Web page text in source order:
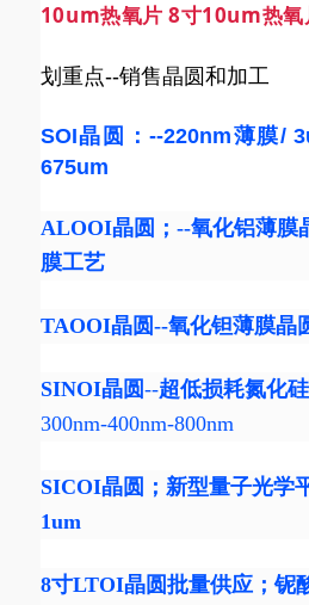
10um热氧片 8寸10um热氧
划重点--销售晶圆和加工
SOI晶圆：--220nm薄膜/
675um
ALOOI晶圆 ；--氧化铝薄膜
膜工艺
TAOOI晶圆--氧化钽薄膜晶
SINOI晶圆--超低损耗氮化
300nm-400nm-800nm
SICOI晶圆 ；新型量子光学
1um
8寸LTOI晶圆批量供应；铌